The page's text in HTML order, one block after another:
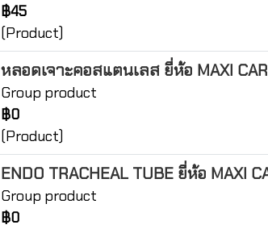
฿45
(Product)
หลอดเจาะคอสแตนเลส ยี่ห้อ MAXI
Group product
฿0
(Product)
ENDO TRACHEAL TUBE ยี่ห้อ MAXI
Group product
฿0